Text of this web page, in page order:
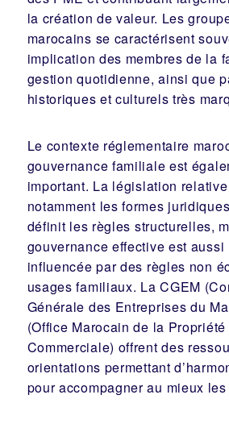
la création de valeur. Les
marocains se caractérisent
implication des membres de la
gestion quotidienne, ainsi que
historiques et culturels très
Le contexte réglementaire
gouvernance familiale est
important. La législation
notamment les formes
définit les règles structurelles,
gouvernance effective est aussi
influencée par des règles non
usages familiaux. La CGEM
Générale des Entreprises du
(Office Marocain de la
Commerciale) offrent des
orientations permettant
pour accompagner au mieux